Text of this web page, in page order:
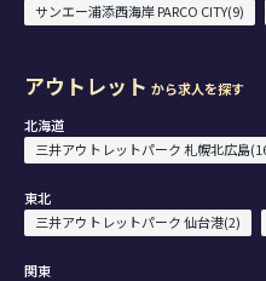
サンエー浦添西海岸 PARCO CITY(9)
アウトレット から求人を探す
北海道
三井アウトレットパーク 札幌北広島
東北
三井アウトレットパーク 仙台港(2)
関東